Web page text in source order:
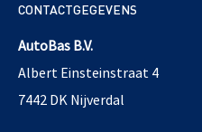
CONTACTGEGEVENS
AutoBas B.V.
Albert Einsteinstraat 4
7442 DK Nijverdal